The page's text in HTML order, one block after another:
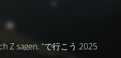
Z sagen. ”で行こう 2025